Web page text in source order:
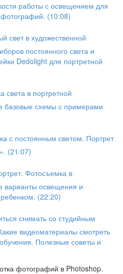
работы с освещением для
(10:08)
свет в художественной
постоянного света и
Dedolight для портретной
света в портретной
базовые схемы с примерами
с постоянным светом. Портрет
(21:07)
Фотосъемка в
освещения и
(22:20)
снимать со студийным
видеоматериалы смотреть
Полезные советы и
фотографий в Photoshop.